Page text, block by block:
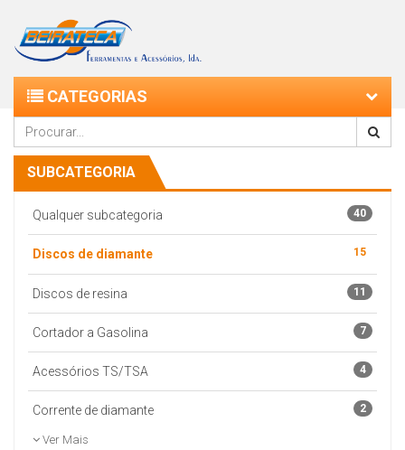
CATEGORIAS
SUBCATEGORIA
Qualquer subcategoria 40
Discos de diamante 15
Discos de resina 11
Cortador a Gasolina 7
Acessórios TS/TSA 4
Corrente de diamante 2
Ver Mais